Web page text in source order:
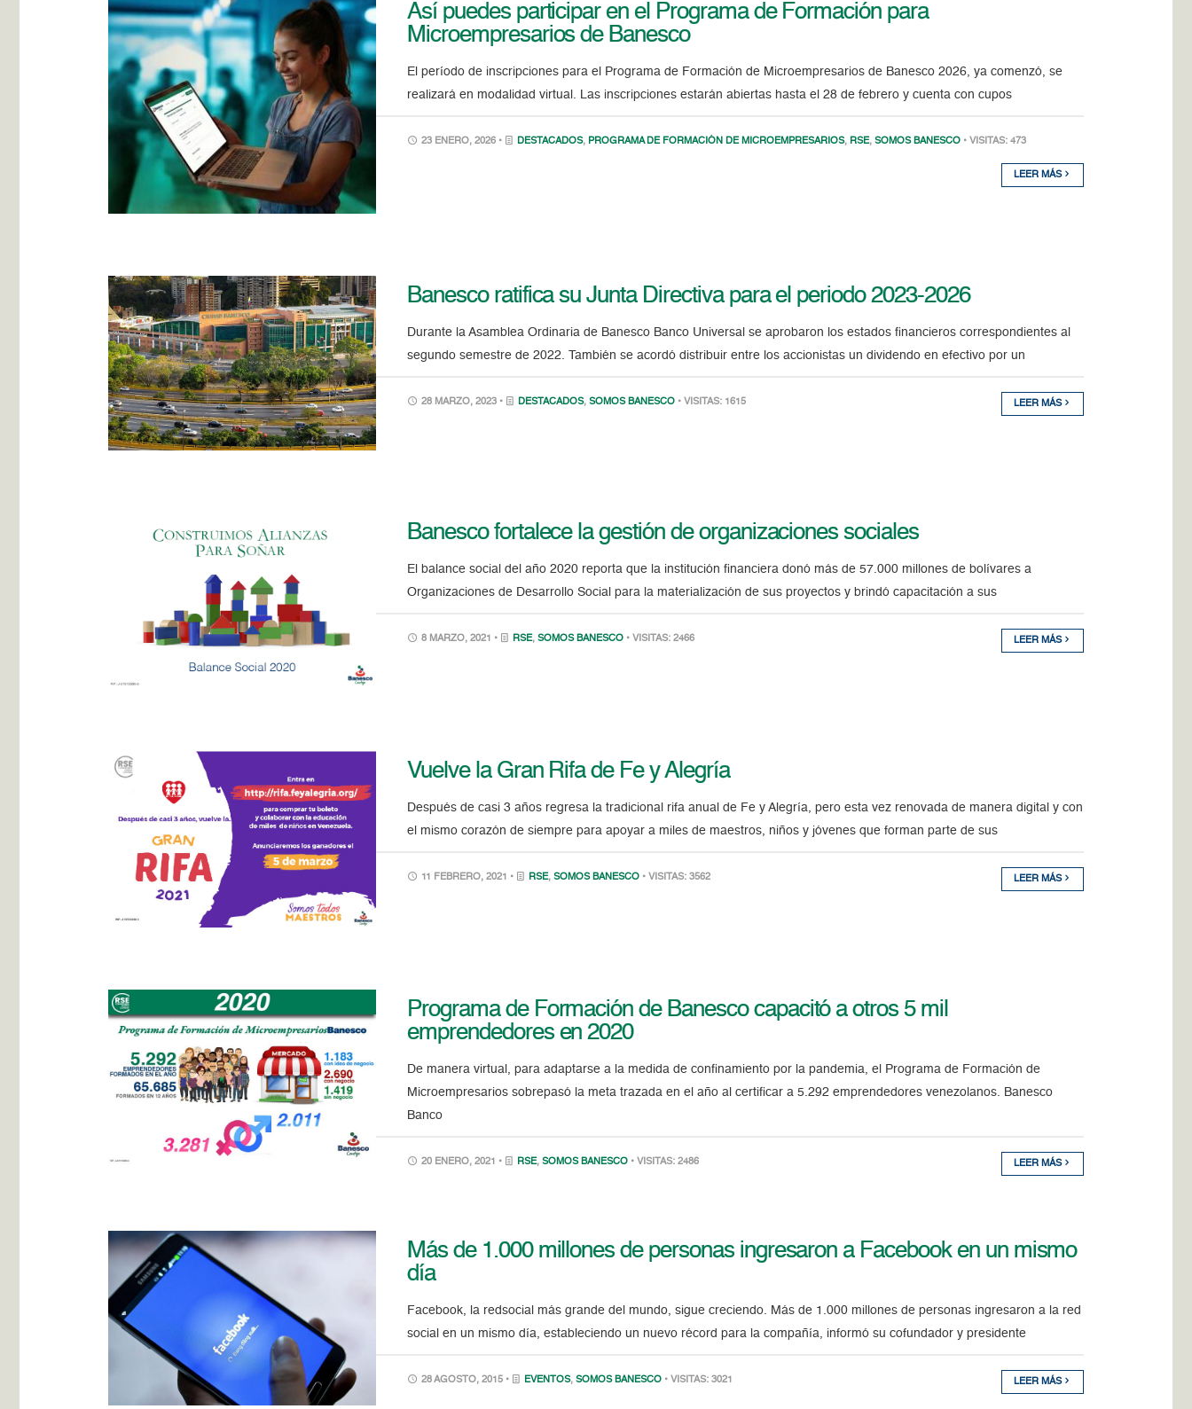
Así puedes participar en el Programa de Formación para
Microempresarios de Banesco
El período de inscripciones para el Programa de Formación de Microempresarios de Banesco 2026, ya comenzó, se
realizará en modalidad virtual. Las inscripciones estarán abiertas hasta el 28 de febrero y cuenta con cupos
23 ENERO, 2026 • DESTACADOS, PROGRAMA DE FORMACIÓN DE MICROEMPRESARIOS, RSE,SOMOS BANESCO • VISITAS: 473
LEER MÁS
Banesco ratifica su Junta Directiva para el periodo 2023-2026
Durante la Asamblea Ordinaria de Banesco Banco Universal se aprobaron los estados financieros correspondientes al
segundo semestre de 2022. También se acordó distribuir entre los accionistas un dividendo en efectivo por un
28 MARZO, 2023 • DESTACADOS,SOMOS BANESCO • VISITAS: 1615 LEER MÁS
Banesco fortalece la gestión de organizaciones sociales
El balance social del año 2020 reporta que la institución financiera donó más de 57.000 millones de bolívares a
Organizaciones de Desarrollo Social para la materialización de sus proyectos y brindó capacitación a sus
8 MARZO, 2021 • RSE,SOMOS BANESCO • VISITAS: 2466 LEER MÁS
Vuelve la Gran Rifa de Fe y Alegría
Después de casi 3 años regresa la tradicional rifa anual de Fe y Alegría, pero esta vez renovada de manera digital y con
el mismo corazón de siempre para apoyar a miles de maestros, niños y jóvenes que forman parte de sus
11 FEBRERO, 2021 • RSE,SOMOS BANESCO • VISITAS: 3562 LEER MÁS
Programa de Formación de Banesco capacitó a otros 5 mil
emprendedores en 2020
De manera virtual, para adaptarse a la medida de confinamiento por la pandemia, el Programa de Formación de
Microempresarios sobrepasó la meta trazada en el año al certificar a 5.292 emprendedores venezolanos. Banesco
Banco
20 ENERO, 2021 • RSE,SOMOS BANESCO • VISITAS: 2486 LEER MÁS
Más de 1.000 millones de personas ingresaron a Facebook en un mismo
día
Facebook, la redsocial más grande del mundo, sigue creciendo. Más de 1.000 millones de personas ingresaron a la red
social en un mismo día, estableciendo un nuevo récord para la compañía, informó su cofundador y presidente
28 AGOSTO, 2015 • EVENTOS,SOMOS BANESCO • VISITAS: 3021 LEER MÁS